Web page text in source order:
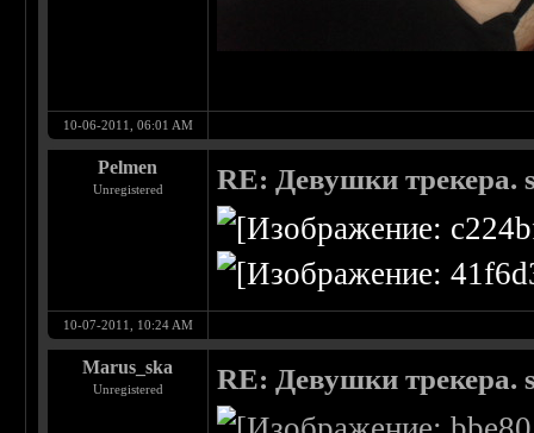
10-06-2011, 06:01 AM
Pelmen
Unregistered RE: Девушки трекера.
10-07-2011, 10:24 AM
Marus_ska
Unregistered RE: Девушки трекера.